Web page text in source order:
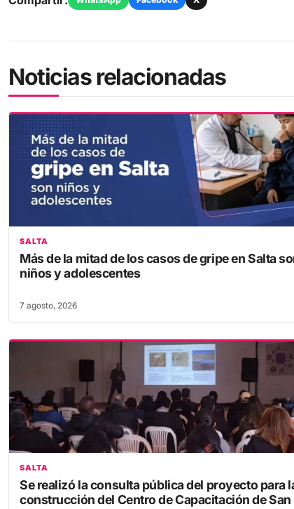
Noticias relacionadas
SALTA
Más de la mitad de los casos de gripe en Salta son
niños y adolescentes
SALTA
Se realizó la consulta pública del proyecto para la
construcción del Centro de Capacitación de San
Antonio de los Cobres